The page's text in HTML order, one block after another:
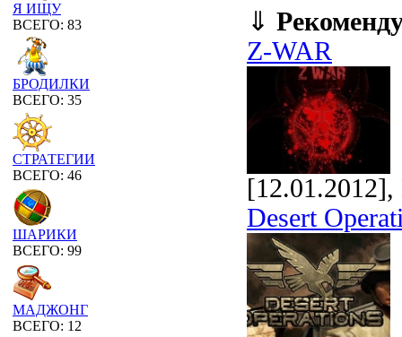
Я ИЩУ
ВСЕГО: 83
БРОДИЛКИ
ВСЕГО: 35
СТРАТЕГИИ
ВСЕГО: 46
ШАРИКИ
ВСЕГО: 99
МАДЖОНГ
ВСЕГО: 12
⇓
Z-WAR
[12.01.2012],
Desert